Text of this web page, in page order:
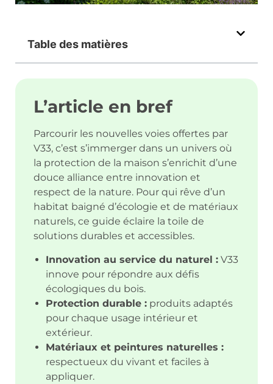
Table des matières
L’article en bref
Parcourir les nouvelles voies offertes par
V33, c’est s’immerger dans un univers où
la protection de la maison s’enrichit d’une
douce alliance entre innovation et
respect de la nature. Pour qui rêve d’un
habitat baigné d’écologie et de matériaux
naturels, ce guide éclaire la toile de
solutions durables et accessibles.
Innovation au service du naturel : V33
innove pour répondre aux défis
écologiques du bois.
Protection durable : produits adaptés
pour chaque usage intérieur et
extérieur.
Matériaux et peintures naturelles :
respectueux du vivant et faciles à
appliquer.